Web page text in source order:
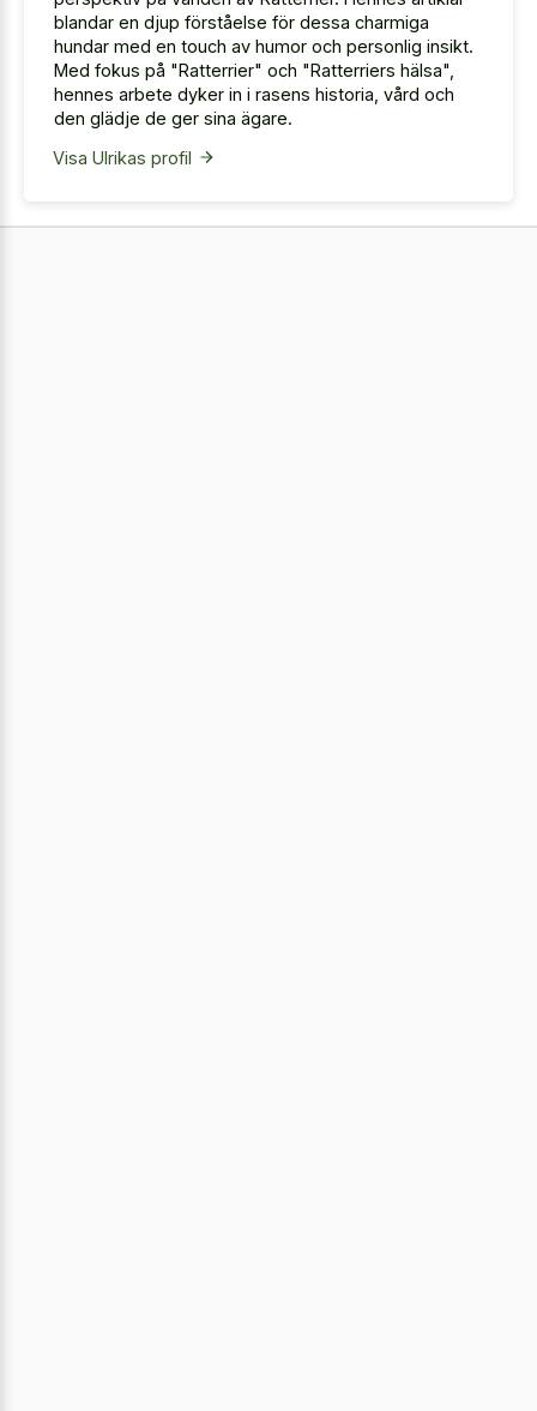
blandar en djup förståelse för dessa charmiga
hundar med en touch av humor och personlig insikt.
Med fokus på "Ratterrier" och "Ratterriers hälsa",
hennes arbete dyker in i rasens historia, vård och
den glädje de ger sina ägare.
Visa Ulrikas profil